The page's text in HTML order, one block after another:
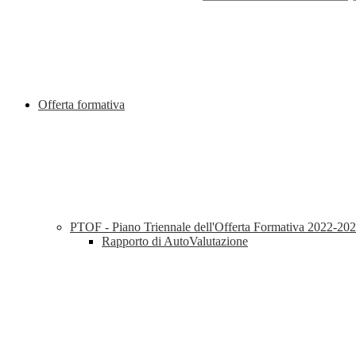
Offerta formativa
PTOF - Piano Triennale dell'Offerta Formativa 2022-
Rapporto di AutoValutazione